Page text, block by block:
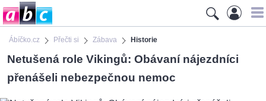
Ábíčko.cz Přečti si Zábava Historie
Netušená role Vikingů: Obávaní nájezdníci
přenášeli nebezpečnou nemoc